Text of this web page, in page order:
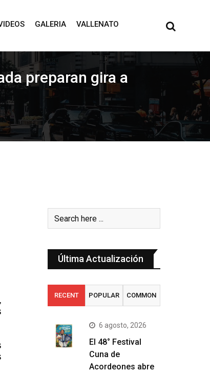
GALERIA VALLENATO
preparan gira a
Última Actualización
RECENT POPULAR COMMON
6 agosto, 2026
El 48° Festival
Cuna de
Acordeones abre